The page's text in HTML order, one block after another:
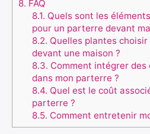
8. FAQ
8.1. Quels sont les
pour un parterre devant
8.2. Quelles plantes
devant une maison ?
8.3. Comment intégrer
dans mon parterre ?
8.4. Quel est le coût
parterre ?
8.5. Comment entretenir